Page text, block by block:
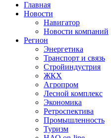
Главная
Новости
Навигатор
Новости компаний
Регион
Энергетика
Транспорт и связь
Стройиндустрия
ЖКХ
Агропром
Лесной комплекс
Экономика
Ретроспектива
Промышленность
Туризм